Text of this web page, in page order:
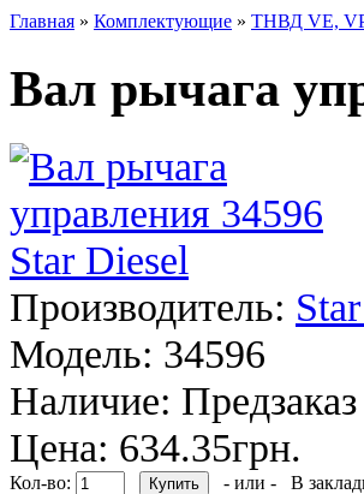
Главная » Комплектующие » ТНВД VE,
Вал рычага
Производитель:
Модель: 34596
Наличие: Предзаказ
Цена: 634.35грн.
Кол-во: - или -
В